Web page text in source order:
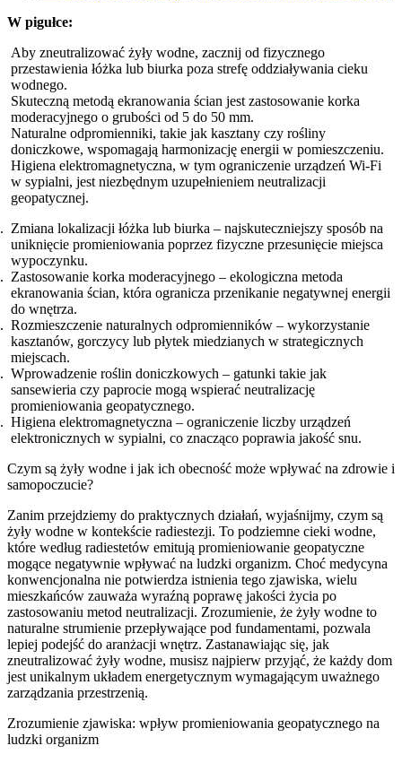
W pigułce:
Aby zneutralizować żyły wodne, zacznij od fizycznego
przestawienia łóżka lub biurka poza strefę oddziaływania cieku
wodnego.
Skuteczną metodą ekranowania ścian jest zastosowanie korka
moderacyjnego o grubości od 5 do 50 mm.
Naturalne odpromienniki, takie jak kasztany czy rośliny
doniczkowe, wspomagają harmonizację energii w pomieszczeniu.
Higiena elektromagnetyczna, w tym ograniczenie urządzeń Wi-Fi
w sypialni, jest niezbędnym uzupełnieniem neutralizacji
geopatycznej.
Zmiana lokalizacji łóżka lub biurka – najskuteczniejszy sposób na
uniknięcie promieniowania poprzez fizyczne przesunięcie miejsca
wypoczynku.
Zastosowanie korka moderacyjnego – ekologiczna metoda
ekranowania ścian, która ogranicza przenikanie negatywnej energii
do wnętrza.
Rozmieszczenie naturalnych odpromienników – wykorzystanie
kasztanów, gorczycy lub płytek miedzianych w strategicznych
miejscach.
Wprowadzenie roślin doniczkowych – gatunki takie jak
sansewieria czy paprocie mogą wspierać neutralizację
promieniowania geopatycznego.
Higiena elektromagnetyczna – ograniczenie liczby urządzeń
elektronicznych w sypialni, co znacząco poprawia jakość snu.
Czym są żyły wodne i jak ich obecność może wpływać na zdrowie i
samopoczucie?
Zanim przejdziemy do praktycznych działań, wyjaśnijmy, czym są
żyły wodne w kontekście radiestezji. To podziemne cieki wodne,
które według radiestetów emitują promieniowanie geopatyczne
mogące negatywnie wpływać na ludzki organizm. Choć medycyna
konwencjonalna nie potwierdza istnienia tego zjawiska, wielu
mieszkańców zauważa wyraźną poprawę jakości życia po
zastosowaniu metod neutralizacji. Zrozumienie, że żyły wodne to
naturalne strumienie przepływające pod fundamentami, pozwala
lepiej podejść do aranżacji wnętrz. Zastanawiając się, jak
zneutralizować żyły wodne, musisz najpierw przyjąć, że każdy dom
jest unikalnym układem energetycznym wymagającym uważnego
zarządzania przestrzenią.
Zrozumienie zjawiska: wpływ promieniowania geopatycznego na
ludzki organizm